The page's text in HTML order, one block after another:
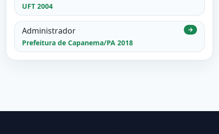
UFT 2004
Administrador
Prefeitura de Capanema/PA 2018
→